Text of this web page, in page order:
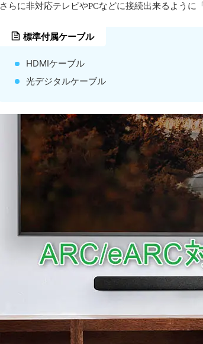
さらに非対応テレビやPCなどに接続出来るように
標準付属ケーブル
HDMIケーブル
光デジタルケーブル